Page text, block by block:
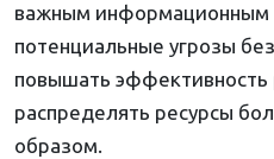
важным информационным
потенциальные угрозы
повышать эффективность
распределять ресурсы
образом.